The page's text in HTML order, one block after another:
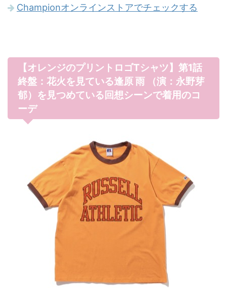
Championオンラインストアでチェックする
【オレンジのプリントロゴTシャツ】第1話
終盤：花火を見ている逢原 雨 （演：永野芽
郁）を見つめている回想シーンで着用のコ
ーデ